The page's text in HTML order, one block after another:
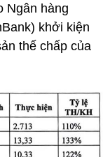
Ngân hàng
khởi kiện
thế chấp của